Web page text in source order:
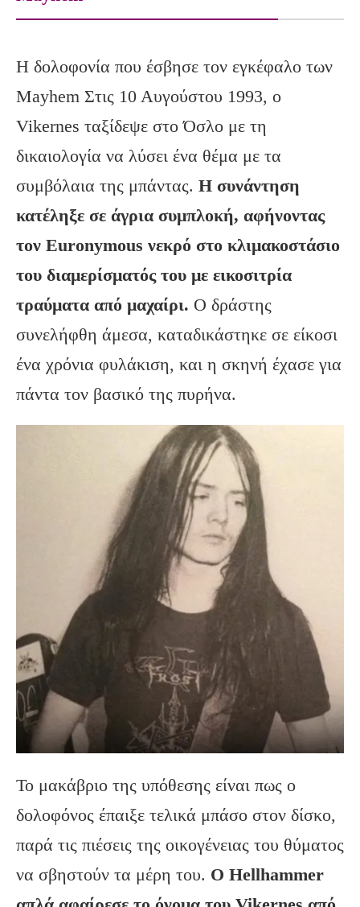
Η δολοφονία που έσβησε τον εγκέφαλο των
Mayhem Στις 10 Αυγούστου 1993, ο
Vikernes ταξίδεψε στο Όσλο με τη
δικαιολογία να λύσει ένα θέμα με τα
συμβόλαια της μπάντας. Η συνάντηση
κατέληξε σε άγρια συμπλοκή, αφήνοντας
τον Euronymous νεκρό στο κλιμακοστάσιο
του διαμερίσματός του με εικοσιτρία
τραύματα από μαχαίρι. Ο δράστης
συνελήφθη άμεσα, καταδικάστηκε σε είκοσι
ένα χρόνια φυλάκιση, και η σκηνή έχασε για
πάντα τον βασικό της πυρήνα.
Το μακάβριο της υπόθεσης είναι πως ο
δολοφόνος έπαιξε τελικά μπάσο στον δίσκο,
παρά τις πιέσεις της οικογένειας του θύματος
να σβηστούν τα μέρη του. Ο Hellhammer